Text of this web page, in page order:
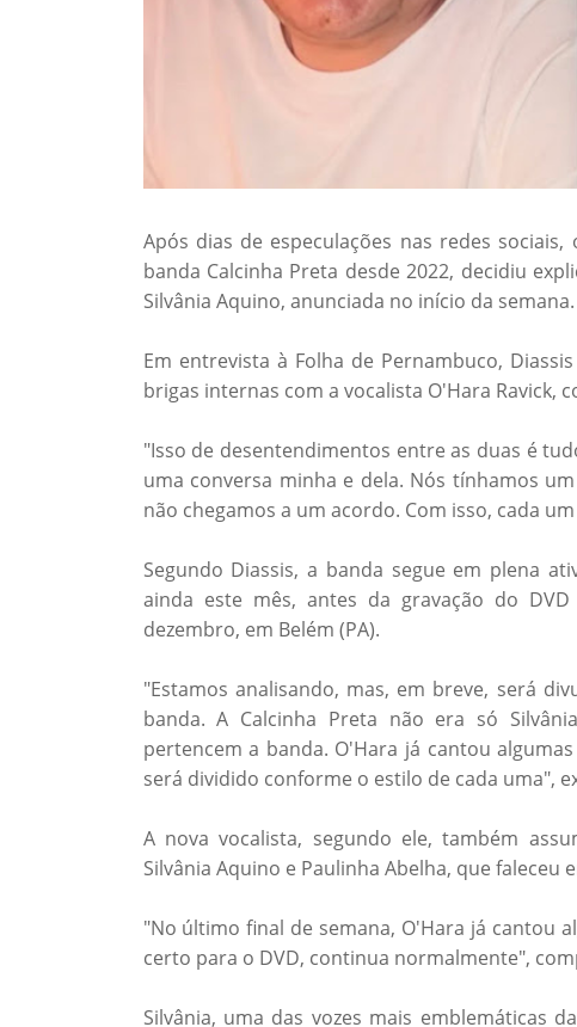
Após dias de especulações nas redes
banda Calcinha Preta desde 2022, decidiu
Silvânia Aquino, anunciada no início da semana.
Em entrevista à Folha de Pernambuco,
brigas internas com a vocalista O'Hara Ravick,
"Isso de desentendimentos entre as duas é
uma conversa minha e dela. Nós tínhamos
não chegamos a um acordo. Com isso, cada
Segundo Diassis, a banda segue em plena
ainda este mês, antes da gravação do
dezembro, em Belém (PA).
"Estamos analisando, mas, em breve, será
banda. A Calcinha Preta não era só
pertencem a banda. O'Hara já cantou
será dividido conforme o estilo de cada uma",
A nova vocalista, segundo ele, também
Silvânia Aquino e Paulinha Abelha, que faleceu
"No último final de semana, O'Hara já cantou
certo para o DVD, continua normalmente",
Silvânia, uma das vozes mais emblemáticas